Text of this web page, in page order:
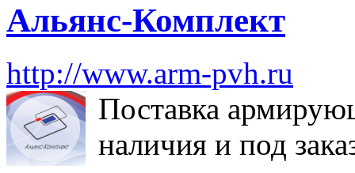
Альянс-Комплект
http://www.arm-pvh.ru
Поставка
наличия и под